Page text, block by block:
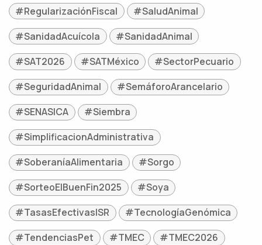
#RegularizaciónFiscal
#SaludAnimal
#SanidadAcuícola
#SanidadAnimal
#SAT2026
#SATMéxico
#SectorPecuario
#SeguridadAnimal
#SemáforoArancelario
#SENASICA
#Siembra
#SimplificacionAdministrativa
#SoberaníaAlimentaria
#Sorgo
#SorteoElBuenFin2025
#Soya
#TasasEfectivasISR
#TecnologíaGenómica
#TendenciasPet
#TMEC
#TMEC2026